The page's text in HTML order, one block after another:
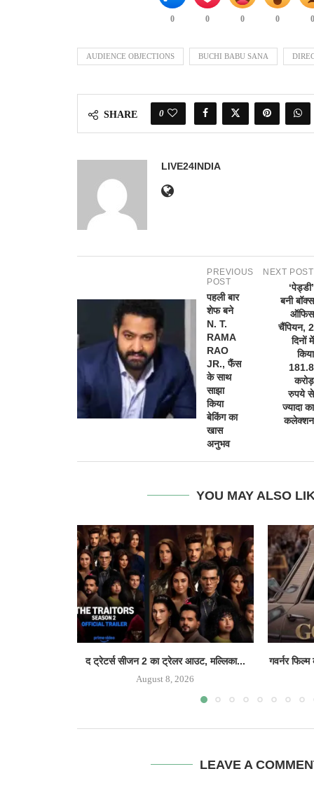
0 0 0 0
AUDIENCE OBJECTIONS BUCHI BABU SANA
SHARE 0
LIVE24INDIA
PREVIOUS
POST
पहली बार
शेफ बने
N. T.
RAMA
RAO
JR., फैंस
के साथ
साझा
किया
बेकिंग का
खास
अनुभव
NEXT POST
‘पेड्डी’
बनी बॉक्स
ऑफिस
चैंपियन, 2
दिनों में
किया
181.8
करोड़
रुपये से
ज्यादा का
कलेक्शन
YOU MAY ALSO
द ट्रेटर्स सीजन 2 का ट्रेलर आउट, मल्लिका...
August 8, 2026
गवर्नर
LEAVE A